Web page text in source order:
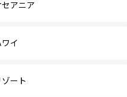
セアニア
ワイ
ゾート